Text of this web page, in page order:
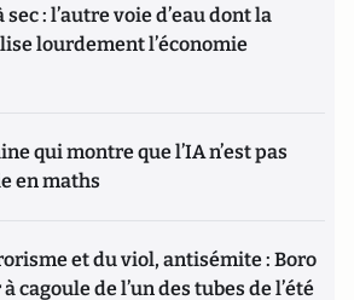
: l’autre voie d’eau dont la
lourdement l’économie
qui montre que l’IA n’est pas
en maths
et du viol, antisémite : Boro
cagoule de l’un des tubes de l’été